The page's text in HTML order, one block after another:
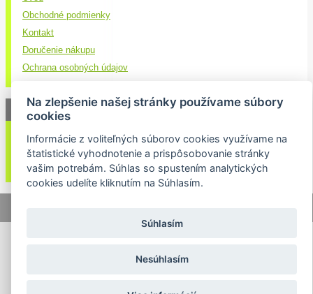
Obchodné podmienky
Kontakt
Doručenie nákupu
Ochrana osobných údajov
NEWSLETTER
Váš email:
Na zlepšenie našej stránky používame súbory
cookies
Informácie z voliteľných súborov cookies využívame na
štatistické vyhodnotenie a prispôsobovanie stránky
vašim potrebám. Súhlas so spustením analytických
cookies udelíte kliknutím na Súhlasím.
Súhlasím
Nesúhlasím